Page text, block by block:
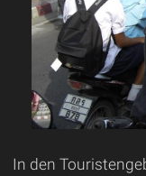
In den